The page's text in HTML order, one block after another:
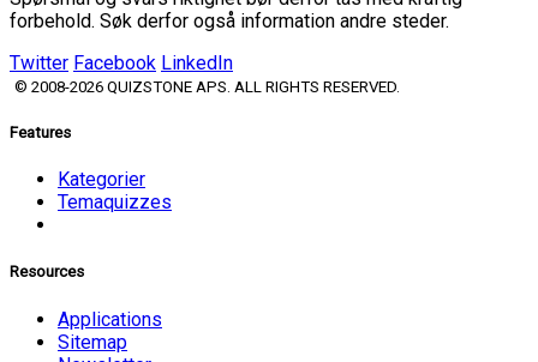
forbehold. Søk derfor også information andre steder.
Twitter Facebook LinkedIn
© 2008-2026 QUIZSTONE APS. ALL RIGHTS RESERVED.
Features
Kategorier
Temaquizzes
Resources
Applications
Sitemap